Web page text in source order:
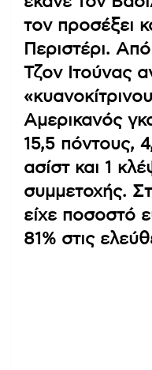
τον προσέξει
Περιστέρι.
Τζον Ιτούνας
Αμερικανός
15,5 πόντους,
ασίστ και 1
συμμετοχής.
είχε ποσοστό
81% στις